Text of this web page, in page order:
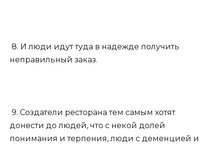
8. И люди идут туда в надежде получить
неправильный заказ.
9. Создатели ресторана тем самым хотят
донести до людей, что с некой долей
понимания и терпения, люди с деменцией и